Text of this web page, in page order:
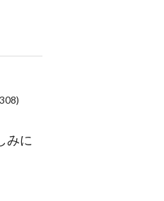
みに